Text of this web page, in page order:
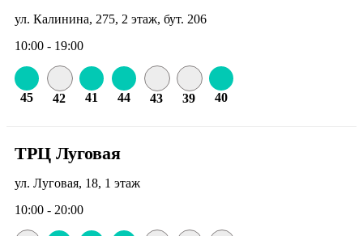
ул. Калинина, 275, 2 этаж, бут. 206
10:00 - 19:00
45 42 41 44 43 39 40
ТРЦ Луговая
ул. Луговая, 18, 1 этаж
10:00 - 20:00